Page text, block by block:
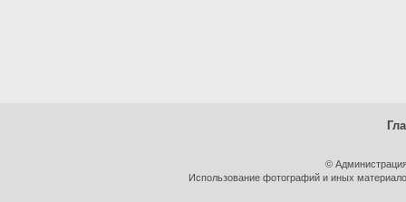
©
Использование фотографий и иных